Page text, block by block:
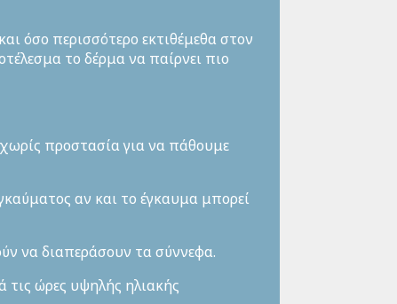
όσο περισσότερο εκτιθέμεθα στον
το δέρμα να παίρνει πιο
προστασία για να πάθουμε
αν και το έγκαυμα μπορεί
να διαπεράσουν τα σύννεφα.
τις ώρες υψηλής ηλιακής